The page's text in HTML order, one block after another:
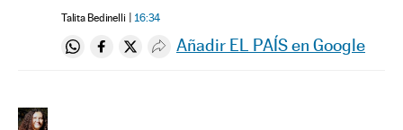
Talita Bedinelli 16:34
Compartir en Whatsapp
Compartir en Facebook
Compartir en Twitter
Desplegar Redes Sociales
Añadir EL PAÍS en Google